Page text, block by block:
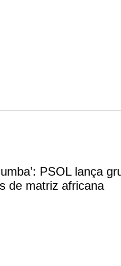
PSOL lança
de matriz africana